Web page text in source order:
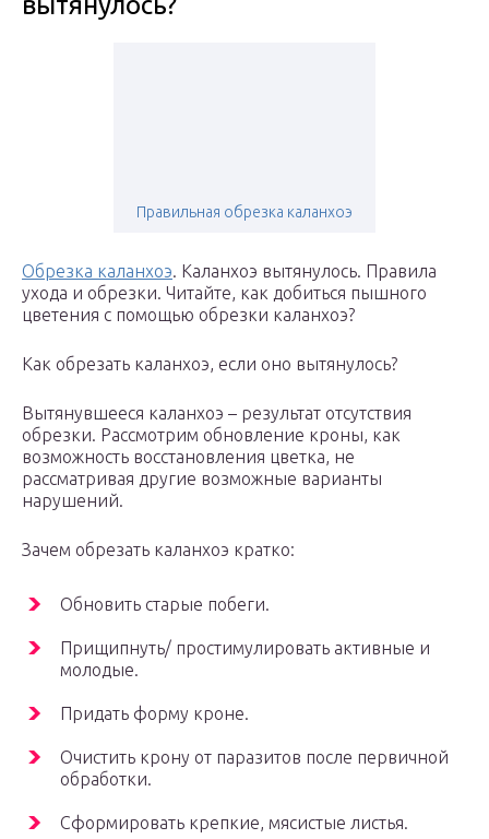
Правильная обрезка каланхоэ
Обрезка каланхоэ. Каланхоэ вытянулось. Правила
ухода и обрезки. Читайте, как добиться пышного
цветения с помощью обрезки каланхоэ?
Как обрезать каланхоэ, если оно вытянулось?
Вытянувшееся каланхоэ – результат отсутствия
обрезки. Рассмотрим обновление кроны, как
возможность восстановления цветка, не
рассматривая другие возможные варианты
нарушений.
Зачем обрезать каланхоэ кратко:
Обновить старые побеги.
Прищипнуть/ простимулировать активные и
молодые.
Придать форму кроне.
Очистить крону от паразитов после первичной
обработки.
Сформировать крепкие, мясистые листья.